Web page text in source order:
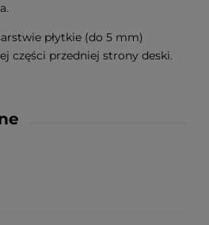
płytkie (do 5 mm)
części przedniej strony deski.